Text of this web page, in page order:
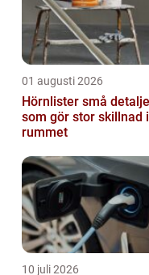
01 augusti 2026
Hörnlister små detaljer
som gör stor skillnad i
rummet
10 juli 2026